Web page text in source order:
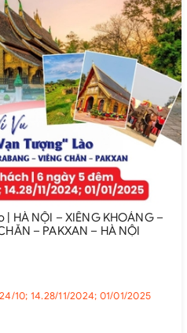
| HÀ NỘI – XIÊNG KHOẢNG –
– PAKXAN – HÀ NỘI
10; 14.28/11/2024; 01/01/2025